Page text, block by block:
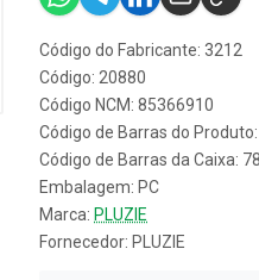
Código do Fabricante: 3212
Código: 20880
Código NCM: 85366910
Código de Barras do
Código de Barras da Caixa:
Embalagem: PC
Marca: PLUZIE
Fornecedor: PLUZIE